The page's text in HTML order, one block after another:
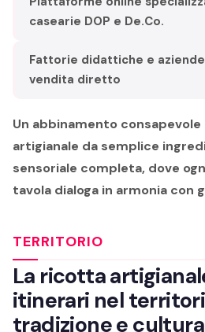
casearie DOP e De.Co.
Fattorie didattiche e
vendita diretto
Un abbinamento
artigianale da semplice
sensoriale completa, dove
tavola dialoga in armonia con
TERRITORIO
La ricotta
itinerari nel
tradizione e cultura